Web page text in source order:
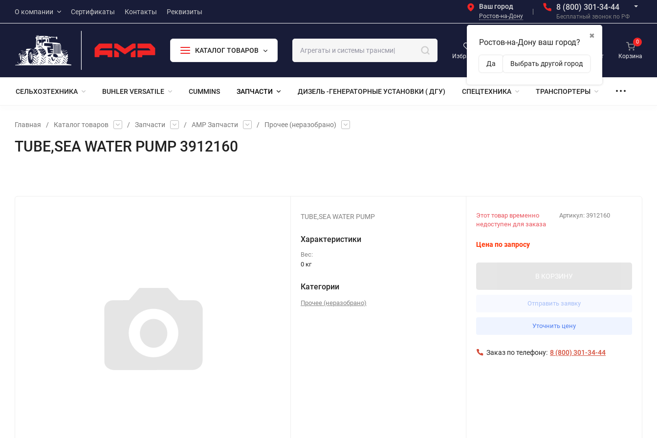
О компании Сертификаты Контакты Реквизиты
Ваш город
Ростов-на-Дону
✖
Ростов-на-Дону ваш город?
Да Выбрать другой город
8 (800) 301-34-44
Бесплатный звонок по РФ
КАТАЛОГ ТОВАРОВ
Избранное
0
Личный кабинет Корзина
0
СЕЛЬХОЗТЕХНИКА BUHLER VERSATILE CUMMINS ЗАПЧАСТИ ДИЗЕЛЬ -ГЕНЕРАТОРНЫЕ УСТАНОВКИ ( ДГУ) СПЕЦТЕХНИКА ТРАНСПОРТЕРЫ
Главная / Каталог товаров / Запчасти / АМР Запчасти / Прочее (неразобрано)
TUBE,SEA WATER PUMP 3912160
TUBE,SEA WATER PUMP
Характеристики
Вес:
0 кг
Категории
Прочее (неразобрано)
Артикул: 3912160
Этот товар временно
недоступен для заказа
Цена по запросу
В КОРЗИНУ
Отправить заявку
Уточнить цену
Заказ по телефону: 8 (800) 301-34-44